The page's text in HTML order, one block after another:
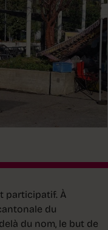
participatif. À
du
du nom, le but de